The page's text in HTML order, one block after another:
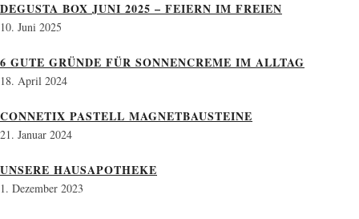
DEGUSTA BOX JUNI 2025 – FEIERN IM FREIEN
10. Juni 2025
6 GUTE GRÜNDE FÜR SONNENCREME IM ALLTAG
18. April 2024
CONNETIX PASTELL MAGNETBAUSTEINE
21. Januar 2024
UNSERE HAUSAPOTHEKE
1. Dezember 2023